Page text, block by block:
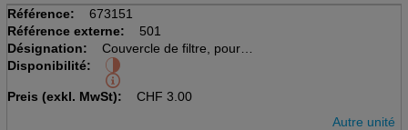
Référence:
673151
Référence externe:
501
Désignation:
Couvercle de filtre, pour
combiner le filtre à gaz ac.le
filtre à particules à insérer
Disponibilité:
Preis (exkl. MwSt): CHF 3.00
Autre unité